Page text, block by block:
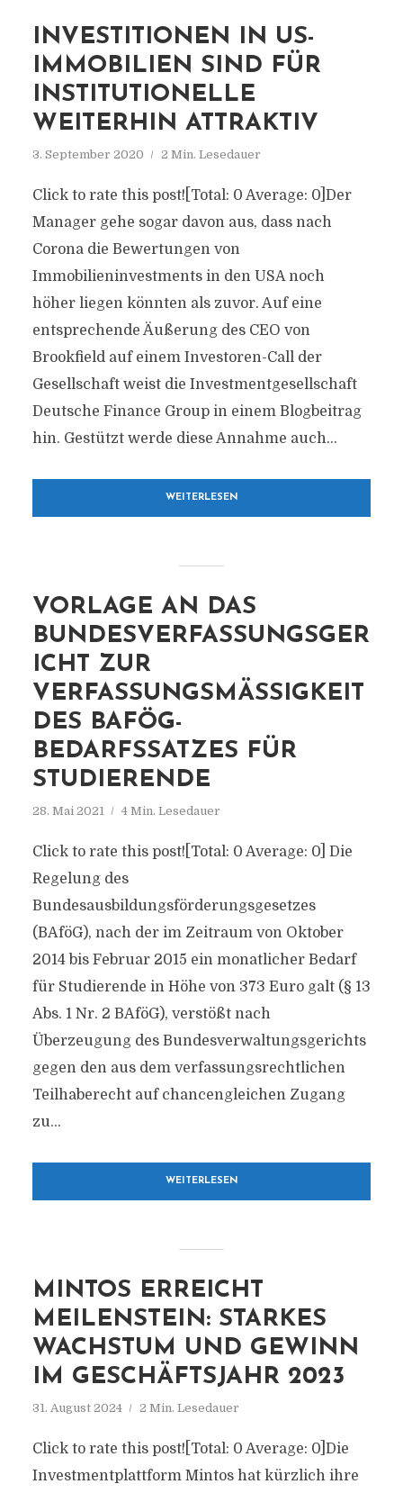
INVESTITIONEN IN US-
IMMOBILIEN SIND FÜR
INSTITUTIONELLE
WEITERHIN ATTRAKTIV
3. September 2020 2 Min. Lesedauer
Click to rate this post![Total: 0 Average: 0]Der
Manager gehe sogar davon aus, dass nach
Corona die Bewertungen von
Immobilieninvestments in den USA noch
höher liegen könnten als zuvor. Auf eine
entsprechende Äußerung des CEO von
Brookfield auf einem Investoren-Call der
Gesellschaft weist die Investmentgesellschaft
Deutsche Finance Group in einem Blogbeitrag
hin. Gestützt werde diese Annahme auch...
WEITERLESEN
VORLAGE AN DAS
BUNDESVERFASSUNGSGER
ICHT ZUR
VERFASSUNGSMÄSSIGKEIT D
ES BAFÖG-B
EDARFSSATZES FÜR S
TUDIERENDE
28. Mai 2021 4 Min. Lesedauer
Click to rate this post![Total: 0 Average: 0] Die
Regelung des
Bundesausbildungsförderungsgesetzes
(BAföG), nach der im Zeitraum von Oktober
2014 bis Februar 2015 ein monatlicher Bedarf
für Studierende in Höhe von 373 Euro galt (§ 13
Abs. 1 Nr. 2 BAföG), verstößt nach
Überzeugung des Bundesverwaltungsgerichts
gegen den aus dem verfassungsrechtlichen
Teilhaberecht auf chancengleichen Zugang
zu...
WEITERLESEN
MINTOS ERREICHT
MEILENSTEIN: STARKES
WACHSTUM UND GEWINN
IM GESCHÄFTSJAHR 2023
31. August 2024 2 Min. Lesedauer
Click to rate this post![Total: 0 Average: 0]Die
Investmentplattform Mintos hat kürzlich ihre